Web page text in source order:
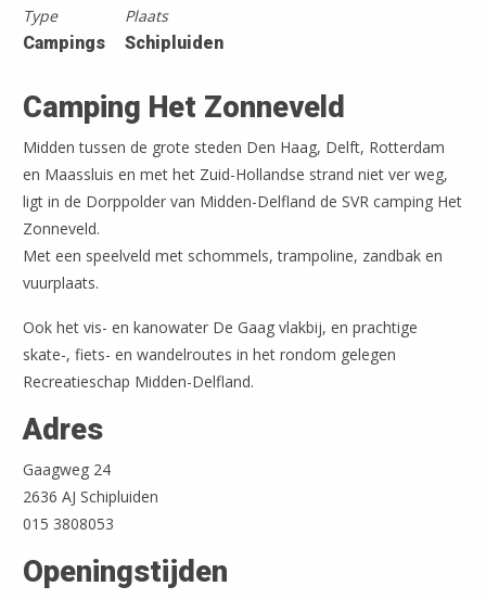
Type
Campings
Plaats
Schipluiden
Camping Het Zonneveld
Midden tussen de grote steden Den Haag, Delft, Rotterdam
en Maassluis en met het Zuid-Hollandse strand niet ver weg,
ligt in de Dorppolder van Midden-Delfland de SVR camping Het
Zonneveld.
Met een speelveld met schommels, trampoline, zandbak en
vuurplaats.
Ook het vis- en kanowater De Gaag vlakbij, en prachtige
skate-, fiets- en wandelroutes in het rondom gelegen
Recreatieschap Midden-Delfland.
Adres
Gaagweg 24
2636 AJ Schipluiden
015 3808053
Openingstijden